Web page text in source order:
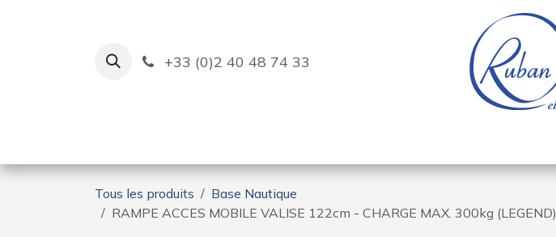
+33 (0)2 40 48 74 33
Tous les produits
Base Nautique
RAMPE ACCES MOBILE VALISE 122cm - CHARGE MAX. 300kg (LEGEND)